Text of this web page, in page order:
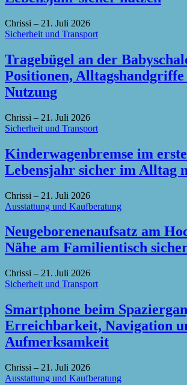
Chrissi – 21. Juli 2026
Sicherheit und Transport
Tragebügel an der
Positionen, Alltagshandgriffe
Nutzung
Chrissi – 21. Juli 2026
Sicherheit und Transport
Kinderwagenbremse im
Lebensjahr sicher im Alltag
Chrissi – 21. Juli 2026
Ausstattung und Kaufberatung
Neugeborenenaufsatz am
Nähe am Familientisch
Chrissi – 21. Juli 2026
Sicherheit und Transport
Smartphone beim
Erreichbarkeit, Navigation
Aufmerksamkeit
Chrissi – 21. Juli 2026
Ausstattung und Kaufberatung